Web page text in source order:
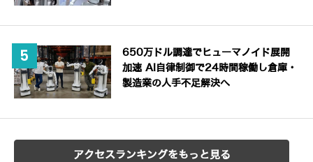
650万ドル調達でヒューマノイド展開
加速 AI自律制御で24時間稼働し倉庫・
製造業の人手不足解決へ
アクセスランキングをもっと見る